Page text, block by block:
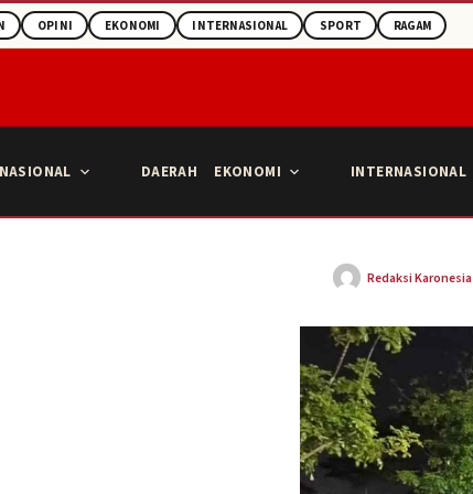
OPINI EKONOMI INTERNASIONAL SPORT RAGAM
NASIONAL DAERAH EKONOMI INTERNASIONAL
Redaksi Karonesia